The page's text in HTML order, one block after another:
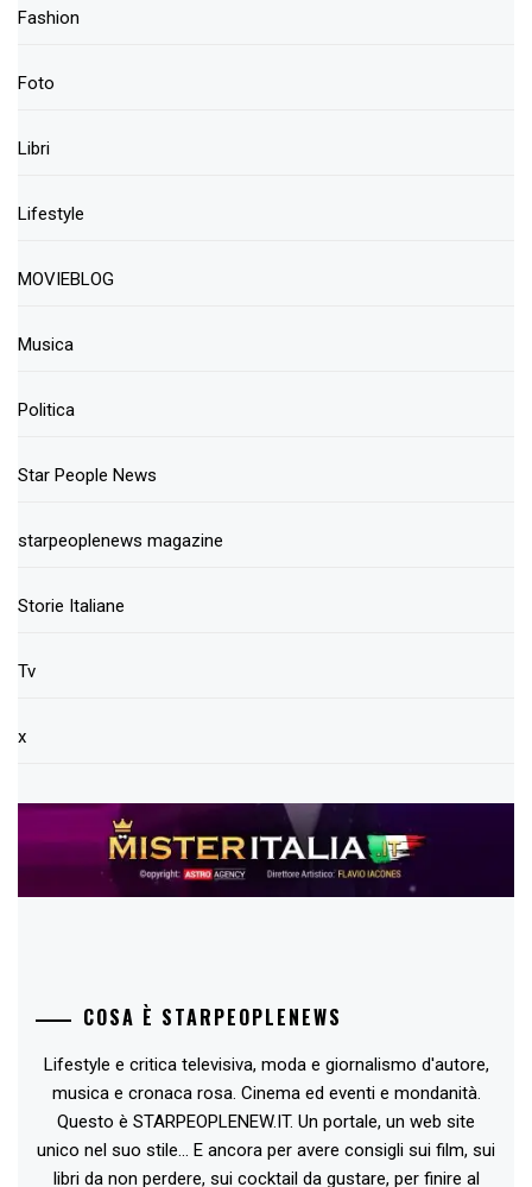
Fashion
Foto
Libri
Lifestyle
MOVIEBLOG
Musica
Politica
Star People News
starpeoplenews magazine
Storie Italiane
Tv
x
COSA È STARPEOPLENEWS
Lifestyle e critica televisiva, moda e giornalismo d'autore,
musica e cronaca rosa. Cinema ed eventi e mondanità.
Questo è STARPEOPLENEW.IT. Un portale, un web site
unico nel suo stile... E ancora per avere consigli sui film, sui
libri da non perdere, sui cocktail da gustare, per finire al